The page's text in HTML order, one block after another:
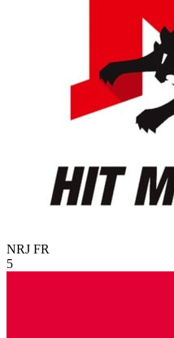
NRJ FR
5